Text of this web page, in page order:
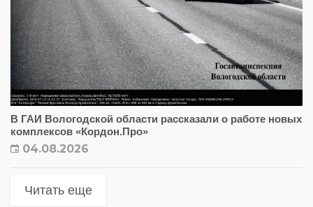
В ГАИ Вологодской области рассказали о работе новых
комплексов «Кордон.Про»
04.08.2026
Читать еще